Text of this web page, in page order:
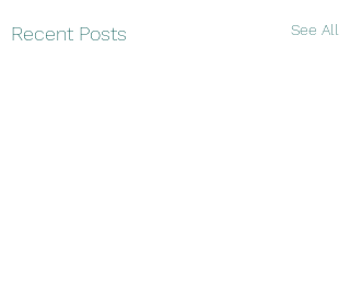
Recent Posts See All